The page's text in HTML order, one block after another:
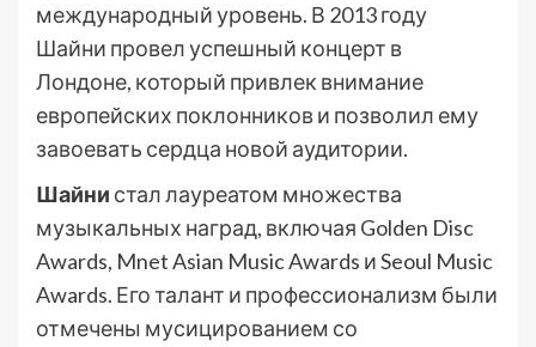
международный уровень. В 2013 году
Шайни провел успешный концерт в
Лондоне, который привлек внимание
европейских поклонников и позволил ему
завоевать сердца новой аудитории.
Шайни стал лауреатом множества
музыкальных наград, включая Golden Disc
Awards, Mnet Asian Music Awards и Seoul Music
Awards. Его талант и профессионализм были
отмечены мусицированием со